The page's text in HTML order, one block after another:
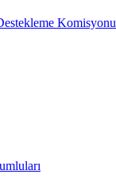
Komisyonu